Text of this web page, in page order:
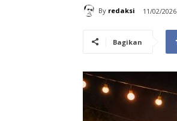
By redaksi 11/02/2026
Bagikan